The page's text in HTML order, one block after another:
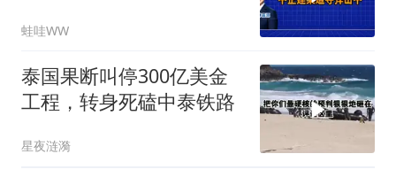
延廷｜辣晚报20260806
蛙哇WW
泰国果断叫停300亿美金
工程，转身死磕中泰铁路
星夜涟漪